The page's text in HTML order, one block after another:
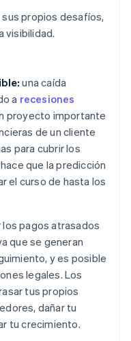
propios desafíos,
visibilidad.
una caída
a recesiones
proyecto importante
de un cliente
para cubrir los
que la predicción
el curso de hasta los
pagos atrasados
que se generan
y es posible
legales. Los
tus propios
dañar tu
tu crecimiento.